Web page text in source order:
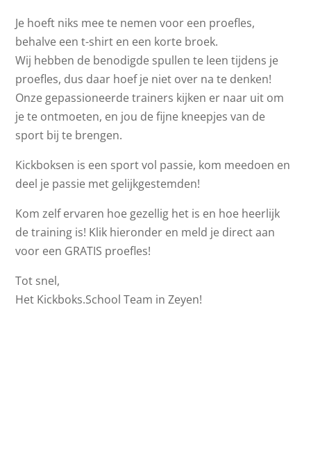
Je hoeft niks mee te nemen voor een proefles,
behalve een t-shirt en een korte broek.
Wij hebben de benodigde spullen te leen tijdens je
proefles, dus daar hoef je niet over na te denken!
Onze gepassioneerde trainers kijken er naar uit om
je te ontmoeten, en jou de fijne kneepjes van de
sport bij te brengen.
Kickboksen is een sport vol passie, kom meedoen en
deel je passie met gelijkgestemden!
Kom zelf ervaren hoe gezellig het is en hoe heerlijk
de training is! Klik hieronder en meld je direct aan
voor een GRATIS proefles!
Tot snel,
Het Kickboks.School Team in Zeyen!